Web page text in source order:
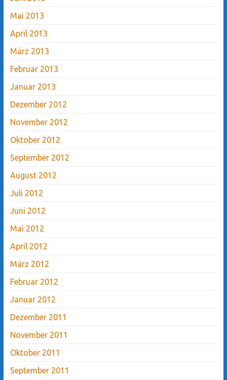
Mai 2013
April 2013
März 2013
Februar 2013
Januar 2013
Dezember 2012
November 2012
Oktober 2012
September 2012
August 2012
Juli 2012
Juni 2012
Mai 2012
April 2012
März 2012
Februar 2012
Januar 2012
Dezember 2011
November 2011
Oktober 2011
September 2011